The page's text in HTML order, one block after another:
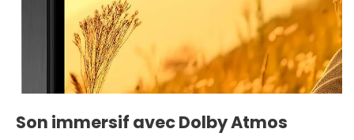
Son immersif avec Dolby Atmos